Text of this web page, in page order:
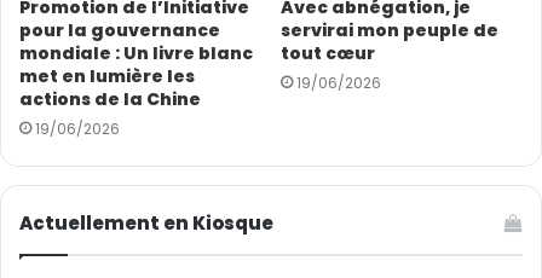
Promotion de l’Initiative
pour la gouvernance
mondiale : Un livre blanc
met en lumière les
actions de la Chine
19/06/2026
Avec abnégation, je
servirai mon peuple de
tout cœur
19/06/2026
Actuellement en Kiosque